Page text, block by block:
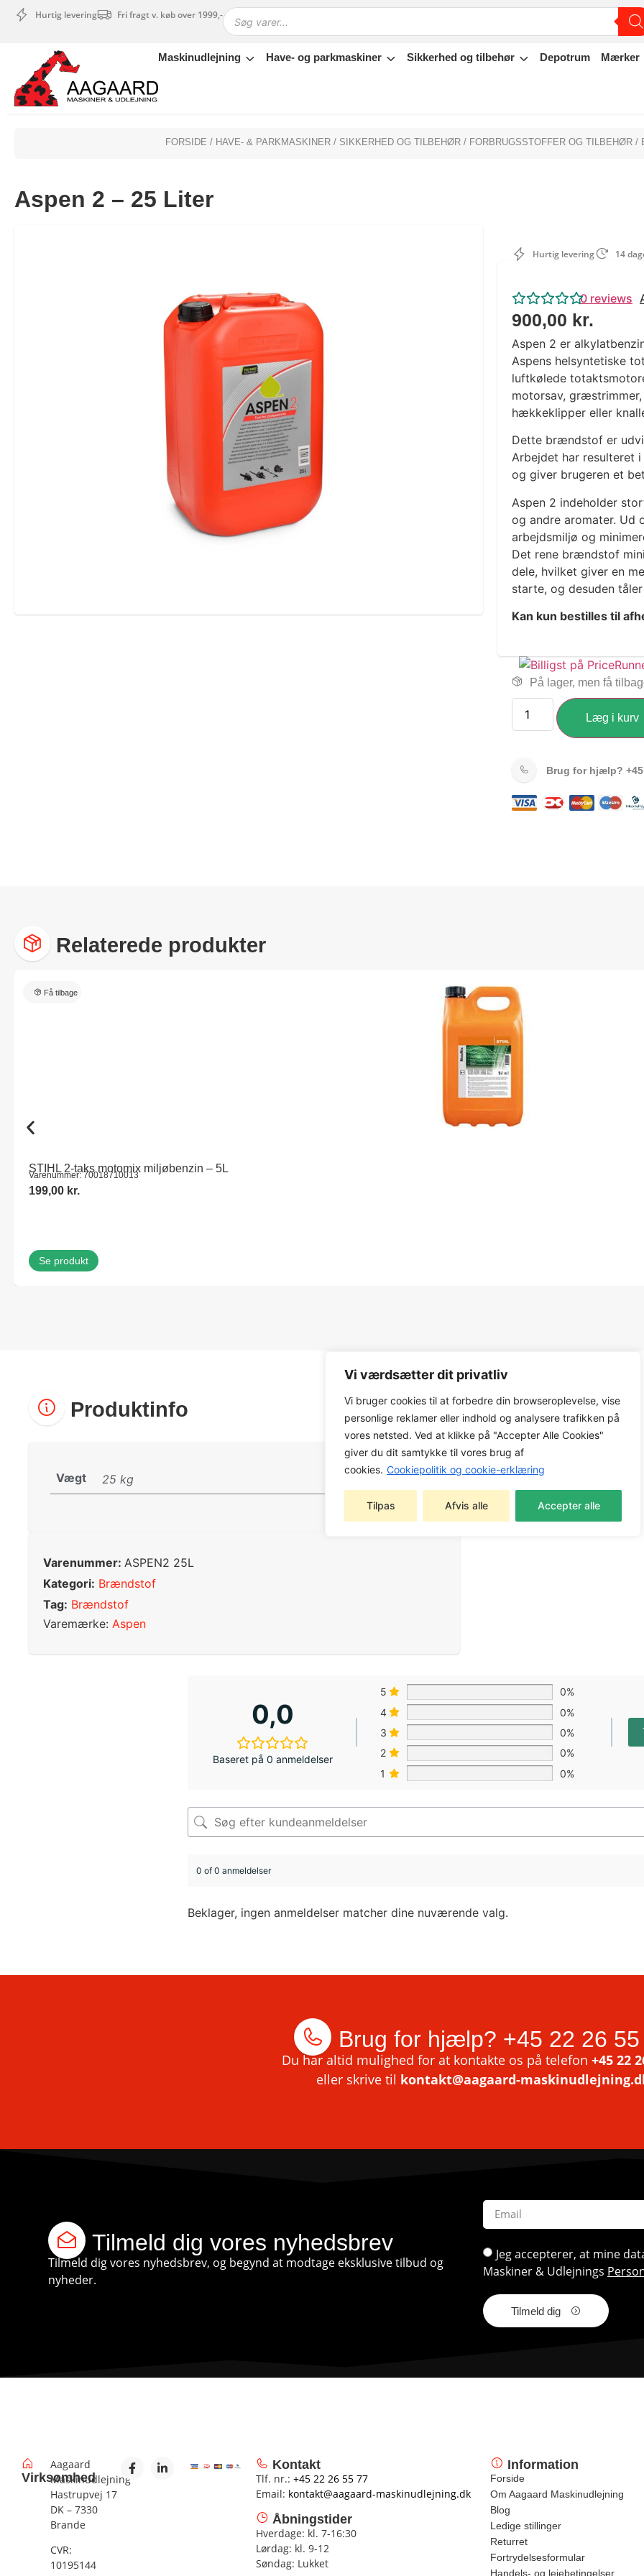
Vi værdsætter dit privatliv
Vi bruger cookies til at forbedre din browseroplevelse, vise
personlige reklamer eller indhold og analysere trafikken på
vores netsted. Ved at klikke på "Accepter Alle Cookies"
giver du dit samtykke til vores brug af
cookies. Cookiepolitik og cookie-erklæring
Tilpas Afvis alle Accepter alle
Hurtig levering Fri fragt v. køb over 1999,-
Maskinudlejning Have- og parkmaskiner Sikkerhed og tilbehør Depotrum Mærker
Maskinudlejning
Have- og parkmaskiner
Sikkerhed og tilbehør
Outlet
Tips og tricks
FORSIDE / HAVE- & PARKMASKINER / SIKKERHED OG TILBEHØR / FORBRUGSSTOFFER OG TILBEHØR /
Aspen 2 – 25 Liter
Hurtig levering 14
0 reviews
900,00 kr.
Aspen 2 er
Aspens helsyntetiske
luftkølede
motorsav,
hækkeklipper eller
Dette brændstof er
Arbejdet har resulteret
og giver brugeren et
Aspen 2 indeholder
og andre aromater. Ud
arbejdsmiljø og
Det rene brændstof
dele, hvilket giver en
starte, og desuden
Kan kun bestilles til
På lager, men få
Læg i kurv
Brug for hjælp?
Relaterede produkter
Få tilbage
STIHL 2-taks motomix miljøbenzin – 5L
Varenummer: 70018710013
199,00 kr.
Se produkt
Produktinfo
Vægt 25 kg
Varenummer: ASPEN2 25L
Kategori: Brændstof
Tag: Brændstof
Varemærke: Aspen
0,0
Baseret på 0 anmeldelser
5
0%
4
0%
3
0%
2
0%
1
0%
0 of 0 anmeldelser
Beklager, ingen anmeldelser matcher dine nuværende valg.
Brug for hjælp? +45 22 26
Du har altid mulighed for at kontakte os på telefon +45 22
eller skrive til kontakt@aagaard-
Tilmeld dig vores nyhedsbrev
Tilmeld dig vores nyhedsbrev, og begynd at modtage eksklusive tilbud og
nyheder.
Jeg accepterer, at mine
Maskiner & Udlejnings
Tilmeld dig
Virksomhed
Aagaard
Maskinudlejning
Hastrupvej 17
DK – 7330
Brande
CVR:
10195144
Kontakt
Tlf. nr.: +45 22 26 55 77
Email: kontakt@aagaard-maskinudlejning.dk
Åbningstider
Hverdage: kl. 7-16:30
Lørdag: kl. 9-12
Søndag: Lukket
Information
Forside
Om Aagaard Maskinudlejning
Blog
Ledige stillinger
Returret
Fortrydelsesformular
Handels- og lejebetingelser